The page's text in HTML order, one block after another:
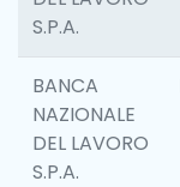
S.P.A.
BANCA
NAZIONALE
DEL LAVORO
S.P.A.